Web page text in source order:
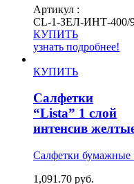
Артикул :
СL-1-ЗЕЛ-ИНТ-400/
КУПИТЬ
узнать подробнее!
КУПИТЬ
Салфетки
“Lista” 1 слой
интенсив
Салфетки бумажные
1,091.70 руб.